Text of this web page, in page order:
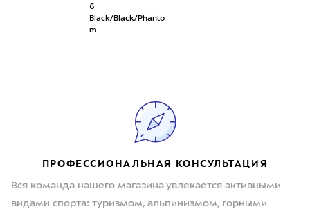
6
Black/Black/Phanto
m
ПРОФЕССИОНАЛЬНАЯ КОНСУЛЬТАЦИЯ
Вся команда нашего магазина увлекается активными
видами спорта: туризмом, альпинизмом, горными